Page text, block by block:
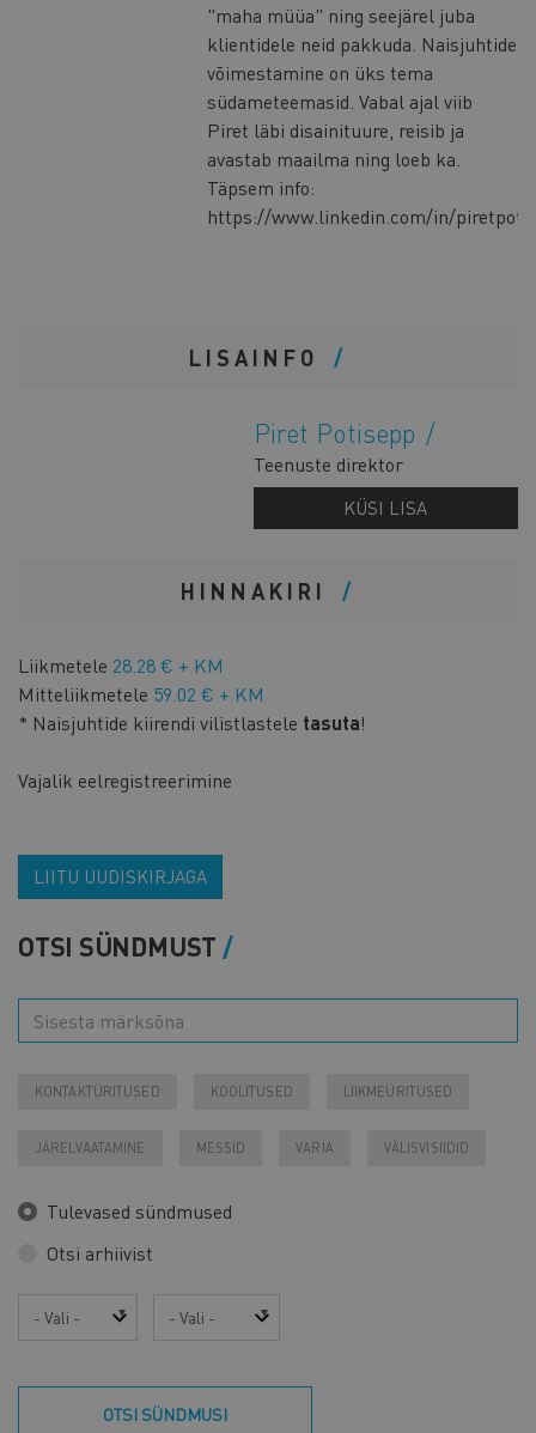
"maha müüa" ning seejärel juba
klientidele neid pakkuda. Naisjuhtide
võimestamine on üks tema
südameteemasid. Vabal ajal viib
Piret läbi disainituure, reisib ja
avastab maailma ning loeb ka.
Täpsem info:
https://www.linkedin.com/in/
LISAINFO
Piret Potisepp
Teenuste direktor
KÜSI LISA
HINNAKIRI
Liikmetele 28.28 € + KM
Mitteliikmetele 59.02 € + KM
* Naisjuhtide kiirendi vilistlastele tasuta!
Vajalik eelregistreerimine
LIITU UUDISKIRJAGA
OTSI SÜNDMUST
KONTAKTÜRITUSED KOOLITUSED LIIKMEÜRITUSED
JÄRELVAATAMINE MESSID VARIA VÄLISVISIIDID
Tulevased sündmused
Otsi arhiivist
Aasta Kuu
OTSI SÜNDMUSI